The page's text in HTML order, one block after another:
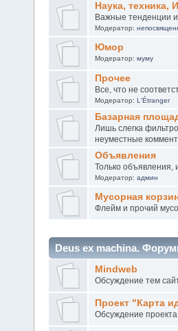
Наука, техника,
Важные тенденции и
Модератор:
Юмор
Модератор: муму
Прочее
Все, что не
Модератор: L'Étranger
Базарная
Лишь слегка
неуместные
Объявления
Только
Модератор: админ
Мусорная
Флейм и прочий
Deus ex machina.
Mindweb
Обсуждение тем
Проект "Карта
Обсуждение